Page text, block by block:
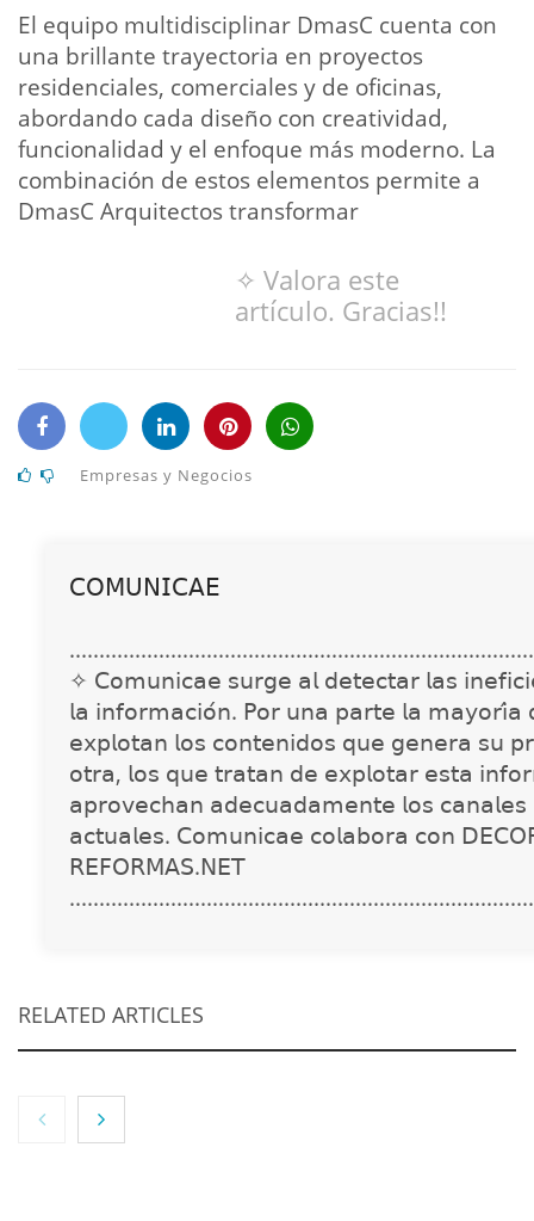
El equipo multidisciplinar DmasC cuenta con
una brillante trayectoria en proyectos
residenciales, comerciales y de oficinas,
abordando cada diseño con creatividad,
funcionalidad y el enfoque más moderno. La
combinación de estos elementos permite a
DmasC Arquitectos transformar
✧ Valora este
artículo. Gracias!!
Empresas y Negocios
𝖢𝖮𝖬𝖴𝖭𝖨𝖢𝖠𝖤
✧ 𝖢𝗈𝗆𝗎𝗇𝗂𝖼𝖺𝖾 𝗌𝗎𝗋𝗀𝖾 𝖺𝗅 𝖽𝖾𝗍𝖾𝖼𝗍𝖺𝗋 𝗅𝖺𝗌
𝗅𝖺 𝗂𝗇𝖿𝗈𝗋𝗆𝖺𝖼𝗂𝗈́𝗇. 𝖯𝗈𝗋 𝗎𝗇𝖺 𝗉𝖺𝗋𝗍𝖾 𝗅𝖺
𝖾𝗑𝗉𝗅𝗈𝗍𝖺𝗇 𝗅𝗈𝗌 𝖼𝗈𝗇𝗍𝖾𝗇𝗂𝖽𝗈𝗌 𝗊𝗎𝖾 𝗀𝖾𝗇𝖾𝗋𝖺 𝗌𝗎
𝗈𝗍𝗋𝖺, 𝗅𝗈𝗌 𝗊𝗎𝖾 𝗍𝗋𝖺𝗍𝖺𝗇 𝖽𝖾 𝖾𝗑𝗉𝗅𝗈𝗍𝖺𝗋 𝖾𝗌𝗍𝖺
𝖺𝗉𝗋𝗈𝗏𝖾𝖼𝗁𝖺𝗇 𝖺𝖽𝖾𝖼𝗎𝖺𝖽𝖺𝗆𝖾𝗇𝗍𝖾 𝗅𝗈𝗌
𝖺𝖼𝗍𝗎𝖺𝗅𝖾𝗌. 𝖢𝗈𝗆𝗎𝗇𝗂𝖼𝖺𝖾 𝖼𝗈𝗅𝖺𝖻𝗈𝗋𝖺 𝖼𝗈𝗇
𝖱𝖤𝖥𝖮𝖱𝖬𝖠𝖲.𝖭𝖤𝖳
RELATED ARTICLES